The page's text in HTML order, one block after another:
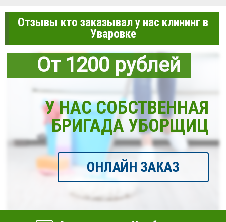
Отзывы кто заказывал у нас клининг в
Уваровке
От 1200 рублей
У НАС СОБСТВЕННАЯ
БРИГАДА УБОРЩИЦ
ОНЛАЙН ЗАКАЗ